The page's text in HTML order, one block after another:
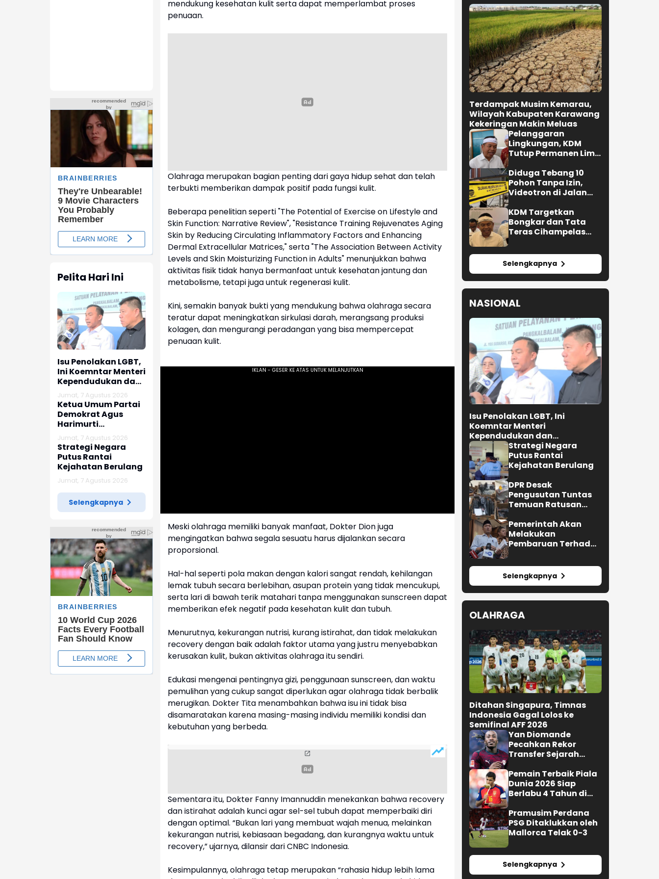
Pelita Hari Ini
Isu Penolakan LGBT,
Ini Koemntar Menteri
Kependudukan dan
Pembangunan
Keluarga
Jumat, 7 Agustus 2026
Ketua Umum Partai
Demokrat Agus
Harimurti
Yudhoyono (AHY)
Jumat, 7 Agustus 2026
Strategi Negara
Putus Rantai
Kejahatan Berulang
Jumat, 7 Agustus 2026
Selengkapnya
mendukung kesehatan kulit serta dapat memperlambat proses
penuaan.
Olahraga merupakan bagian penting dari gaya hidup sehat dan telah
terbukti memberikan dampak positif pada fungsi kulit.
Beberapa penelitian seperti "The Potential of Exercise on Lifestyle and
Skin Function: Narrative Review", "Resistance Training Rejuvenates Aging
Skin by Reducing Circulating Inflammatory Factors and Enhancing
Dermal Extracellular Matrices," serta "The Association Between Activity
Levels and Skin Moisturizing Function in Adults" menunjukkan bahwa
aktivitas fisik tidak hanya bermanfaat untuk kesehatan jantung dan
metabolisme, tetapi juga untuk regenerasi kulit.
Kini, semakin banyak bukti yang mendukung bahwa olahraga secara
teratur dapat meningkatkan sirkulasi darah, merangsang produksi
kolagen, dan mengurangi peradangan yang bisa mempercepat
penuaan kulit.
Meski olahraga memiliki banyak manfaat, Dokter Dion juga
mengingatkan bahwa segala sesuatu harus dijalankan secara
proporsional.
Hal-hal seperti pola makan dengan kalori sangat rendah, kehilangan
lemak tubuh secara berlebihan, asupan protein yang tidak mencukupi,
serta lari di bawah terik matahari tanpa menggunakan sunscreen dapat
memberikan efek negatif pada kesehatan kulit dan tubuh.
Menurutnya, kekurangan nutrisi, kurang istirahat, dan tidak melakukan
recovery dengan baik adalah faktor utama yang justru menyebabkan
kerusakan kulit, bukan aktivitas olahraga itu sendiri.
Edukasi mengenai pentingnya gizi, penggunaan sunscreen, dan waktu
pemulihan yang cukup sangat diperlukan agar olahraga tidak berbalik
merugikan. Dokter Tita menambahkan bahwa isu ini tidak bisa
disamaratakan karena masing-masing individu memiliki kondisi dan
kebutuhan yang berbeda.
Sementara itu, Dokter Fanny Imannuddin menekankan bahwa recovery
dan istirahat adalah kunci agar sel-sel tubuh dapat memperbaiki diri
dengan optimal. “Bukan lari yang membuat wajah menua, melainkan
kekurangan nutrisi, kebiasaan begadang, dan kurangnya waktu untuk
recovery,” ujarnya, dilansir dari CNBC Indonesia.
Kesimpulannya, olahraga tetap merupakan “rahasia hidup lebih lama
Terdampak Musim Kemarau,
Wilayah Kabupaten Karawang
Kekeringan Makin Meluas
Pelanggaran
Lingkungan, KDM
Tutup Permanen Lima
di Cipatat
Diduga Tebang 10
Pohon Tanpa Izin,
Videotron di Jalan
Bandung Disegel
KDM Targetkan
Bongkar dan Tata
Teras Cihampelas
Selengkapnya
NASIONAL
Isu Penolakan LGBT, Ini
Koemntar Menteri
Kependudukan dan
Pembangunan Keluarga
Strategi Negara
Putus Rantai
Kejahatan Berulang
DPR Desak
Pengusutan Tuntas
Temuan Ratusan
Pemerintah Akan
Melakukan
Pembaruan Terhadap
Selengkapnya
OLAHRAGA
Ditahan Singapura, Timnas
Indonesia Gagal Lolos ke
Semifinal AFF 2026
Yan Diomande
Pecahkan Rekor
Transfer Sejarah
Pemain Terbaik Piala
Dunia 2026 Siap
Berlabu 4 Tahun di
Pramusim Perdana
PSG Ditaklukkan oleh
Mallorca Telak 0-3
Selengkapnya